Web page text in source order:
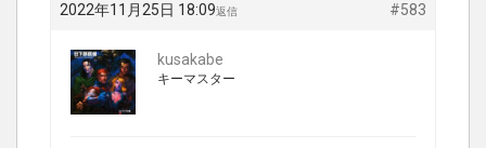
2022年11月25日 18:09 #583
返信
kusakabe
キーマスター